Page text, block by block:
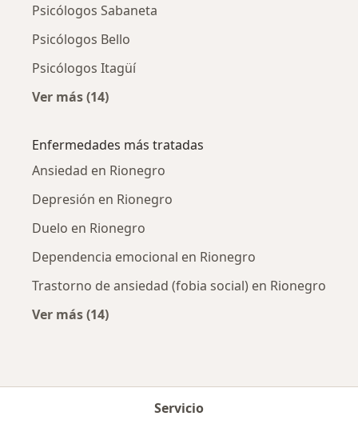
Psicólogos Sabaneta
Psicólogos Bello
Psicólogos Itagüí
Ver más (14)
Enfermedades más tratadas
Ansiedad en Rionegro
Depresión en Rionegro
Duelo en Rionegro
Dependencia emocional en Rionegro
Trastorno de ansiedad (fobia social) en Rionegro
Ver más (14)
Servicio